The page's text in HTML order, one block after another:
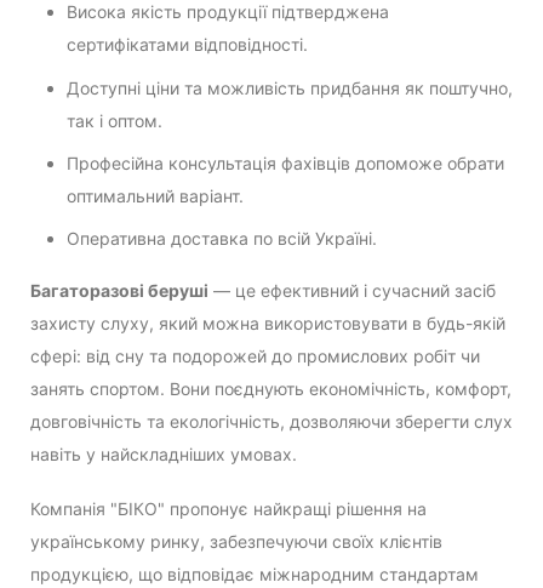
Висока якість продукції підтверджена
сертифікатами відповідності.
Доступні ціни та можливість придбання як поштучно,
так і оптом.
Професійна консультація фахівців допоможе обрати
оптимальний варіант.
Оперативна доставка по всій Україні.
Багаторазові беруші — це ефективний і сучасний засіб
захисту слуху, який можна використовувати в будь-якій
сфері: від сну та подорожей до промислових робіт чи
занять спортом. Вони поєднують економічність, комфорт,
довговічність та екологічність, дозволяючи зберегти слух
навіть у найскладніших умовах.
Компанія "БІКО" пропонує найкращі рішення на
українському ринку, забезпечуючи своїх клієнтів
продукцією, що відповідає міжнародним стандартам